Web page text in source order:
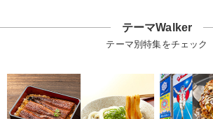
テーマWalker
テーマ別特集をチェック